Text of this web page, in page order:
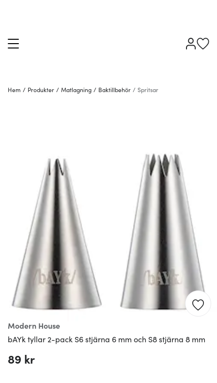
Hem / Produkter / Matlagning / Baktillbehör / Spritsar
Modern House
bAYk tyllar 2-pack S6 stjärna 6 mm och S8 stjärna 8 mm
89 kr